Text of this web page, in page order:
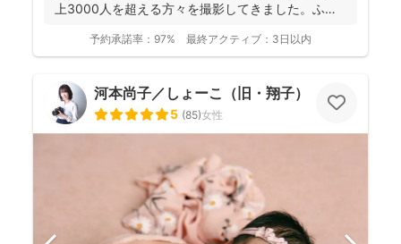
上3000人を超える方々を撮影してきました。ふん
予約承諾率： 97% 最終アクティブ： 3日以内
河本尚子／しょーこ（旧・翔子）
5 (85)女性